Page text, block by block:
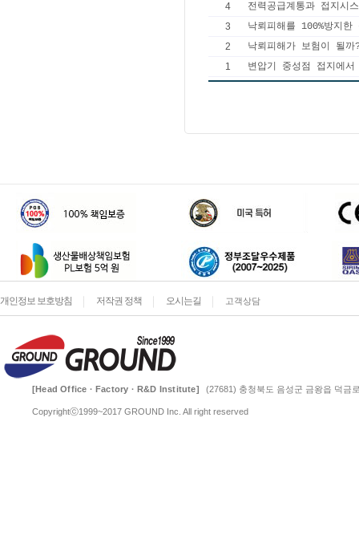
4
전력공급계통과 접지시
3
낙뢰피해를 100%방지
2
낙뢰피해가 보험이 될
1
변압기 중성점 접지에
개인정보 보호방침 저작권 정책 오시는길 고객상담
[Head Office · Factory · R&D Institute] (27681) 충청북도 음성군 금왕읍 덕금
Copyrightⓒ1999~2017 GROUND Inc. All right reserved